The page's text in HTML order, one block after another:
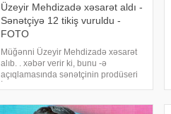
Üzeyir Mehdizadə xəsarət aldı -
Sənətçiyə 12 tikiş vuruldu -
FOTO
Müğənni Üzeyir Mehdizadə xəsarət
alıb. . xəbər verir ki, bunu -ə
açıqlamasında sənətçinin prodüseri
olduğunu qeyd edib: . "Üzeyir bəy